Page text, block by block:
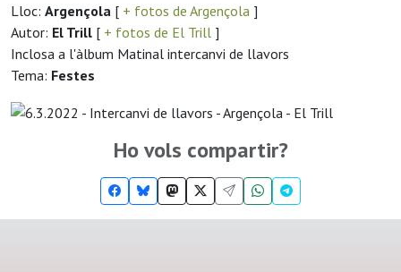
Lloc: Argençola [ + fotos de Argençola ]
Autor: El Trill [ + fotos de El Trill ]
Inclosa a l'àlbum Matinal intercanvi de llavors
Tema: Festes
Ho vols compartir?